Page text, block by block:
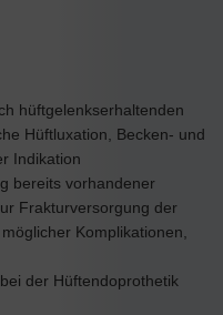
hüftgelenkserhaltenden
Hüftluxation, Becken- und
Indikation
bereits vorhandener
Frakturversorgung der
Komplikationen,
der Hüftendoprothetik